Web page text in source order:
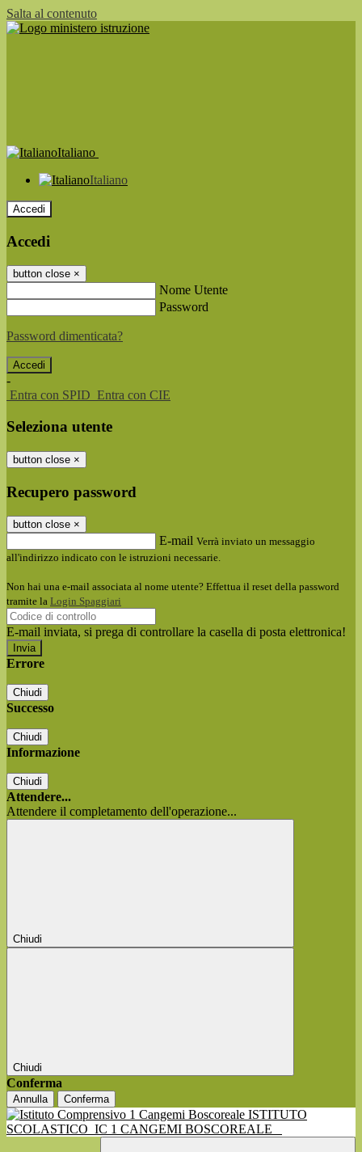
Salta al contenuto
Italiano
Italiano
Accedi
Accedi
button close ×
Nome Utente
Password
Password dimenticata?
-
Entra con SPID Entra con CIE
Seleziona utente
button close ×
Recupero password
button close ×
E-mail Verrà inviato un messaggio
all'indirizzo indicato con le istruzioni necessarie.
Non hai una e-mail associata al nome utente? Effettua il reset della password
tramite la Login Spaggiari
E-mail inviata, si prega di controllare la casella di posta elettronica!
Errore
Chiudi
Successo
Chiudi
Informazione
Chiudi
Attendere...
Attendere il completamento dell'operazione...
Chiudi
Chiudi
Conferma
Annulla Conferma
ISTITUTO
SCOLASTICO IC 1 CANGEMI BOSCOREALE